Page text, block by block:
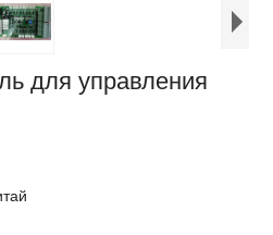
для управления